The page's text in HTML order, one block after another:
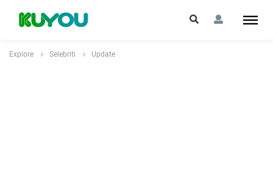
Explore Selebriti Update